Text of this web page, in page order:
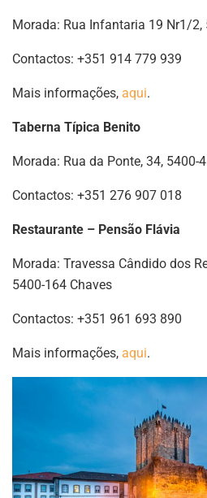
Morada: Rua Infantaria 19 Nr1/2,
Contactos: +351 914 779 939
Mais informações, aqui.
Taberna Típica Benito
Morada: Rua da Ponte, 34, 5400-
Contactos: +351 276 907 018
Restaurante – Pensão Flávia
Morada: Travessa Cândido dos
5400-164 Chaves
Contactos: +351 961 693 890
Mais informações, aqui.